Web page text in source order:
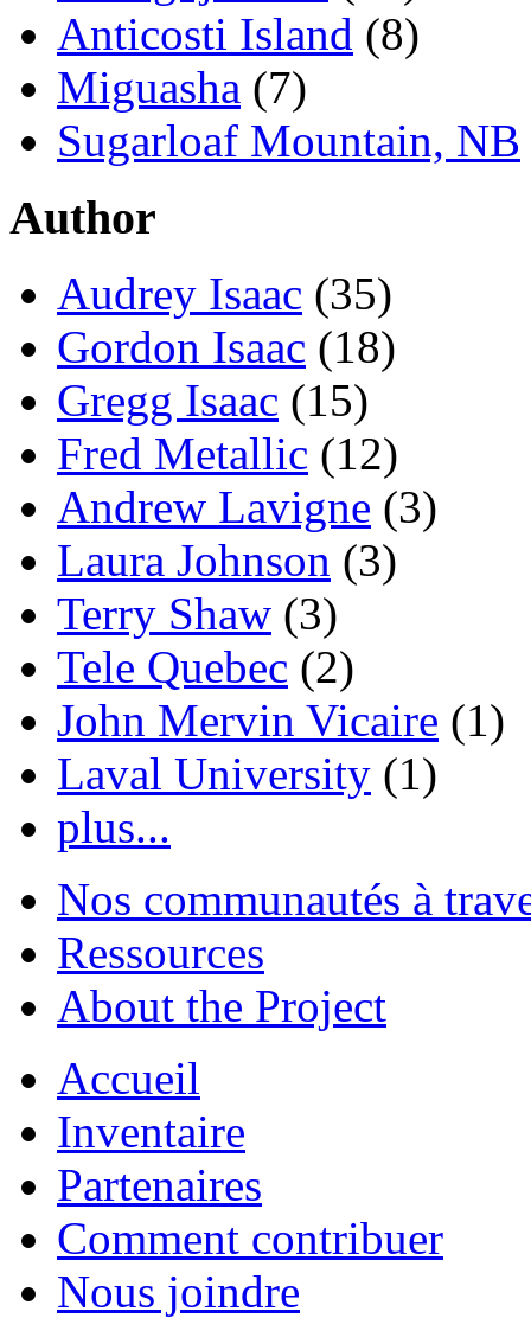
Anticosti Island (8)
Miguasha (7)
Sugarloaf Mountain, NB
Author
Audrey Isaac (35)
Gordon Isaac (18)
Gregg Isaac (15)
Fred Metallic (12)
Andrew Lavigne (3)
Laura Johnson (3)
Terry Shaw (3)
Tele Quebec (2)
John Mervin Vicaire (1)
Laval University (1)
plus...
Nos communautés à
Ressources
About the Project
Accueil
Inventaire
Partenaires
Comment contribuer
Nous joindre